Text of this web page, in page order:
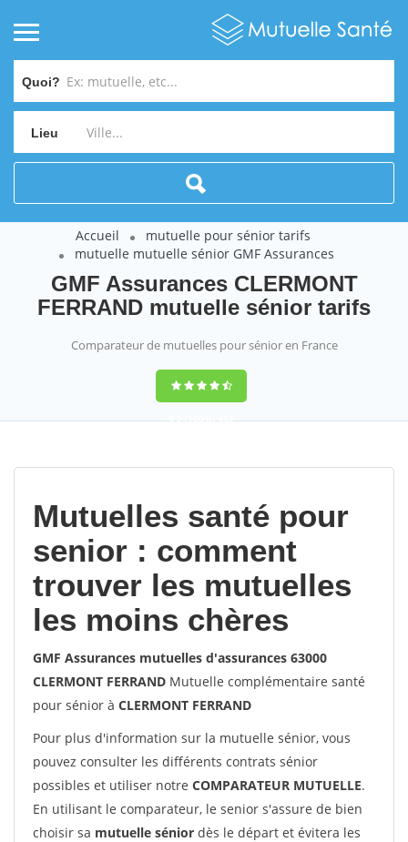
Quoi?
Lieu
Accueil
mutuelle pour sénior tarifs
mutuelle mutuelle sénior GMF Assurances
GMF Assurances CLERMONT
FERRAND mutuelle sénior tarifs
Comparateur de mutuelles pour sénior en France
9,2(100%)452
Mutuelles santé pour
senior : comment
trouver les mutuelles
les moins chères
GMF Assurances mutuelles d'assurances 63000
CLERMONT FERRAND Mutuelle complémentaire santé
pour sénior à CLERMONT FERRAND
Pour plus d'information sur la mutuelle sénior, vous
pouvez consulter les différents contrats sénior
possibles et utiliser notre COMPARATEUR MUTUELLE.
En utilisant le comparateur, le senior s'assure de bien
choisir sa mutuelle sénior dès le départ et évitera les